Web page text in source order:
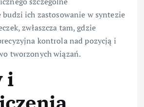
ich zastosowanie w syntezie
zwłaszcza tam, gdzie
kontrola nad pozycją i
tworzonych wiązań.
i